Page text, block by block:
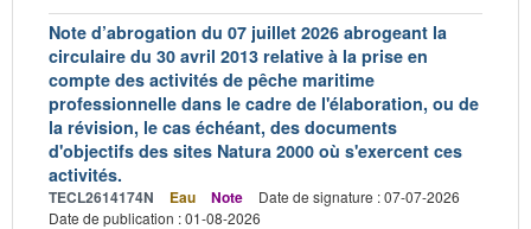
Note d’abrogation du 07 juillet 2026 abrogeant la
circulaire du 30 avril 2013 relative à la prise en
compte des activités de pêche maritime
professionnelle dans le cadre de l'élaboration, ou de
la révision, le cas échéant, des documents
d'objectifs des sites Natura 2000 où s'exercent ces
activités.
TECL2614174N Eau Note
Date de signature : 07-07-2026
Date de publication : 01-08-2026